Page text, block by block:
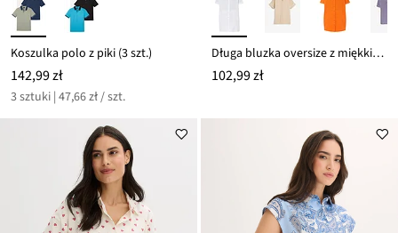
Koszulka polo z piki (3 szt.)
142,99 zł
3 sztuki | 47,66 zł / szt.
Długa bluzka oversize z miękkiego muślinu z czystej bawełny
102,99 zł